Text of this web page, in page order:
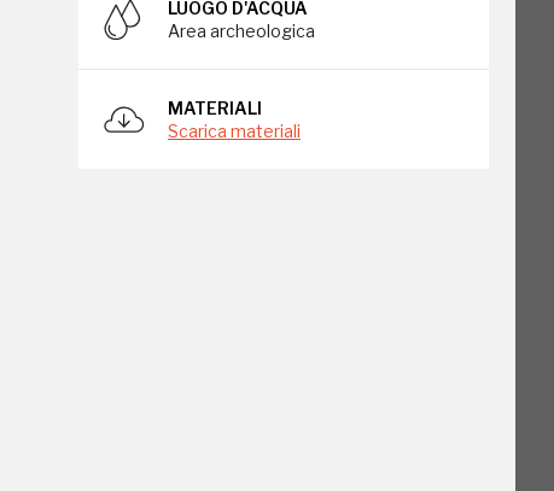
LUOGO D'ACQUA
Area archeologica
MATERIALI
Scarica materiali